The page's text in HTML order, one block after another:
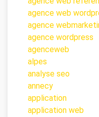
agence web
agence
agence wordpress
agenceweb
alpes
analyse seo
annecy
application
application web